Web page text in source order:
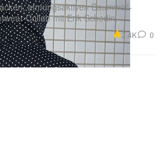
atmungsaktiven Baumwoll-
Collab mit Erik Schedin.
2.4K 0